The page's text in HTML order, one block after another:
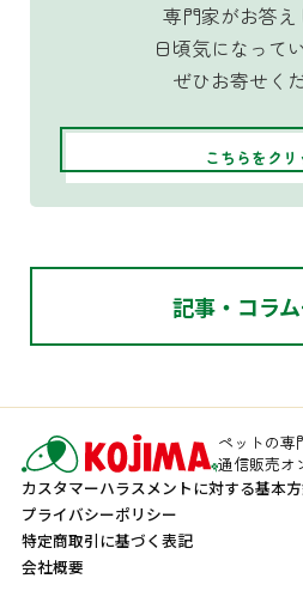
専門家がお答え
日頃気になって
ぜひお寄せく
こちらをクリ
記事・コラ
ペットの専
通信販売オ
カスタマーハラスメントに対する基本
プライバシーポリシー
特定商取引に基づく表記
会社概要